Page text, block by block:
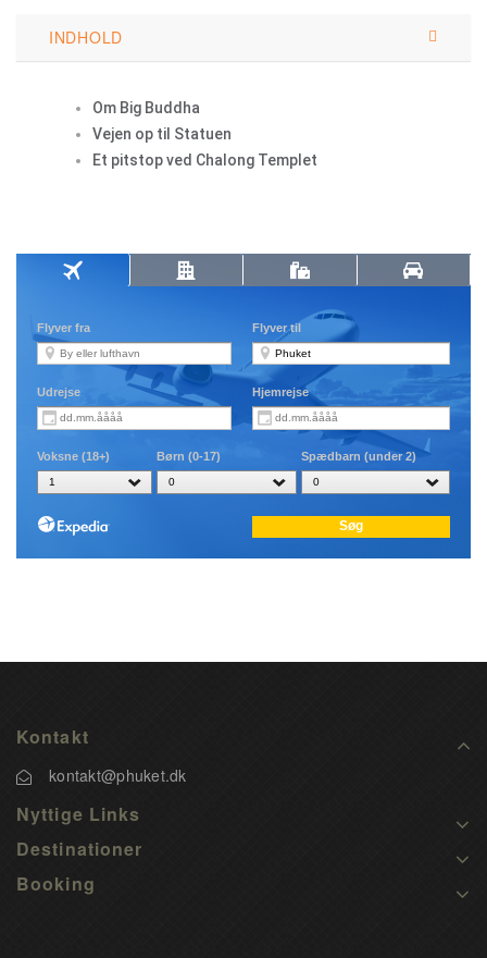
INDHOLD
Om Big Buddha
Vejen op til Statuen
Et pitstop ved Chalong Templet
Kontakt
kontakt@phuket.dk
Nyttige Links
Destinationer
Booking